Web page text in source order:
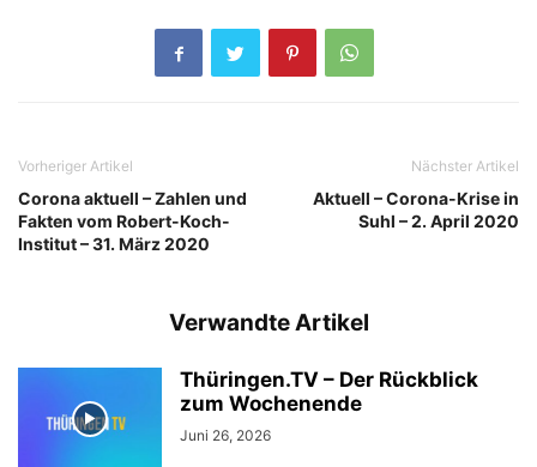
Vorheriger Artikel
Corona aktuell – Zahlen und
Fakten vom Robert-Koch-
Institut – 31. März 2020
Nächster Artikel
Aktuell – Corona-Krise in
Suhl – 2. April 2020
Verwandte Artikel
Thüringen.TV – Der Rückblick
zum Wochenende
Juni 26, 2026